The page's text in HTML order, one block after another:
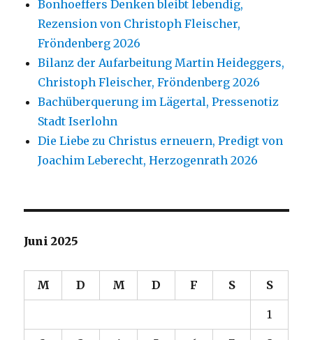
Bonhoeffers Denken bleibt lebendig,
Rezension von Christoph Fleischer,
Fröndenberg 2026
Bilanz der Aufarbeitung Martin Heideggers,
Christoph Fleischer, Fröndenberg 2026
Bachüberquerung im Lägertal, Pressenotiz
Stadt Iserlohn
Die Liebe zu Christus erneuern, Predigt von
Joachim Leberecht, Herzogenrath 2026
Juni 2025
M D M D F S S
1